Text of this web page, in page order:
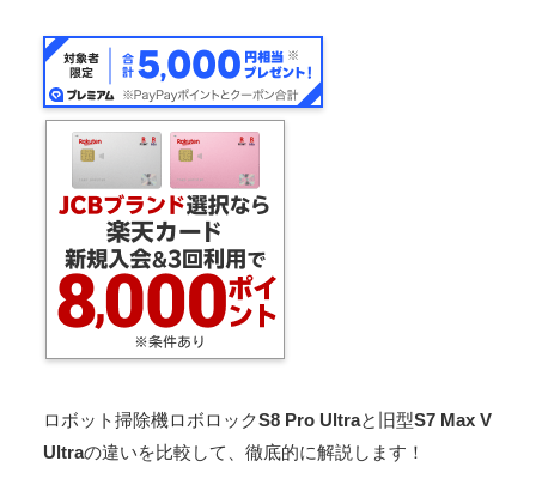
ロボット掃除機ロボロックS8 Pro Ultraと旧型S7 Max V
Ultraの違いを比較して、徹底的に解説します！